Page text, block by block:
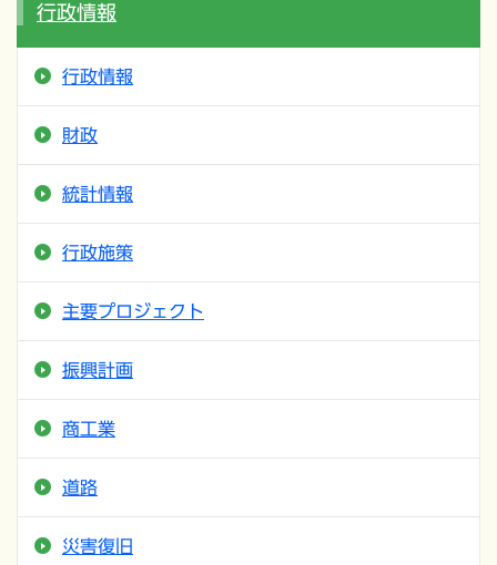
行政情報
行政情報
財政
統計情報
行政施策
主要プロジェクト
振興計画
商工業
道路
災害復旧